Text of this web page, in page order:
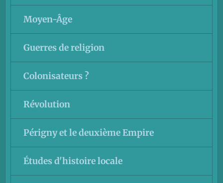
Moyen-Âge
Guerres de religion
Colonisateurs ?
Révolution
Périgny et le deuxième Empire
Études d'histoire locale